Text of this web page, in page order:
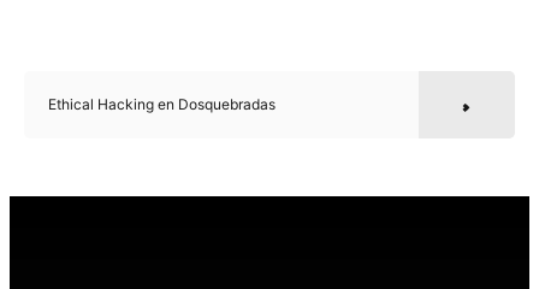
Ethical Hacking en Dosquebradas